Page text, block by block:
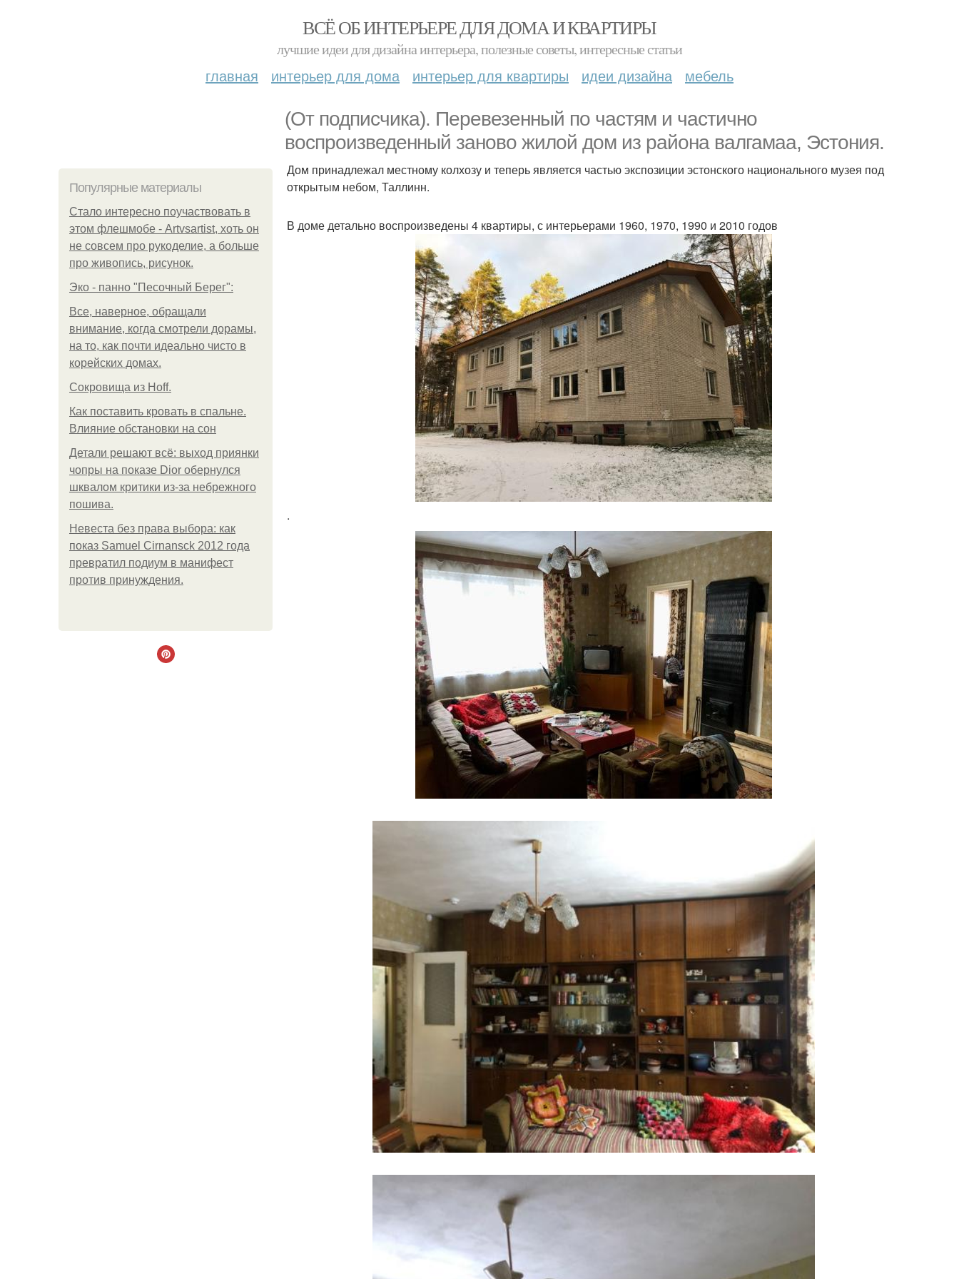
ВСЁ ОБ ИНТЕРЬЕРЕ ДЛЯ ДОМА И КВАРТИРЫ
лучшие идеи для дизайна интерьера, полезные советы, интересные статьи
главная интерьер для дома интерьер для квартиры идеи дизайна мебель
(От подписчика). Перевезенный по частям и частично
воспроизведенный заново жилой дом из района валгамаа, Эстония.
Популярные материалы
Стало интересно поучаствовать в
этом флешмобе - Artvsartist, хоть он
не совсем про рукоделие, а больше
про живопись, рисунок.
Эко - панно "Песочный Берег":
Все, наверное, обращали
внимание, когда смотрели дорамы,
на то, как почти идеально чисто в
корейских домах.
Сокровища из Hoff.
Как поставить кровать в спальне.
Влияние обстановки на сон
Детали решают всё: выход приянки
чопры на показе Dior обернулся
шквалом критики из-за небрежного
пошива.
Невеста без права выбора: как
показ Samuel Cirnansck 2012 года
превратил подиум в манифест
против принуждения.
Дом принадлежал местному колхозу и теперь является частью экспозиции эстонского национального музея под
открытым небом, Таллинн.
В доме детально воспроизведены 4 квартиры, с интерьерами 1960, 1970, 1990 и 2010 годов
.